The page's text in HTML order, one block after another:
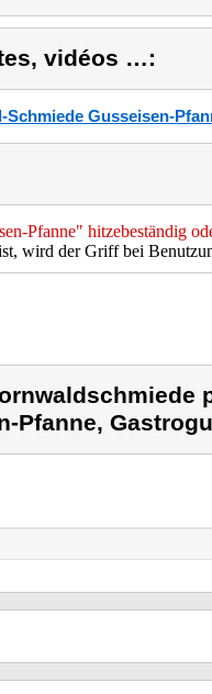
vidéos …:
Gusseisen-
Pfanne" hitzebeständig
wird der Griff bei
Pfanne,